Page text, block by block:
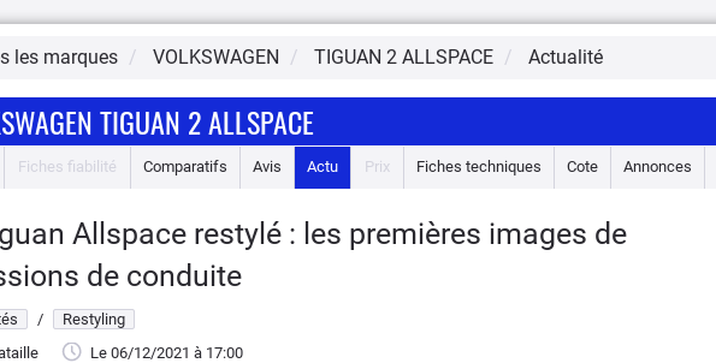
les marques VOLKSWAGEN TIGUAN 2 ALLSPACE Actualité
TIGUAN 2 ALLSPACE
Fiches fiabilité Comparatifs Avis Actu Prix Fiches techniques Cote Annonces
Allspace restylé : les premières images de
de conduite
/
Restyling
Le 06/12/2021 à 17:00